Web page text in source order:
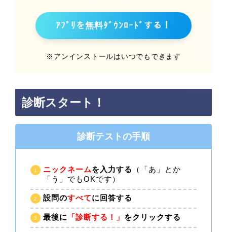
ｱﾌﾟﾘを無料ﾀﾞｳﾝﾛｰﾄﾞする！
※アンインストールはいつでもできます
診断スタート！
診断テストの手順
ニックネームを入力する
（「あ」とか
「う」でもOKです）
設問のすべてに回答する
最後に 「診断する！」 をクリックする